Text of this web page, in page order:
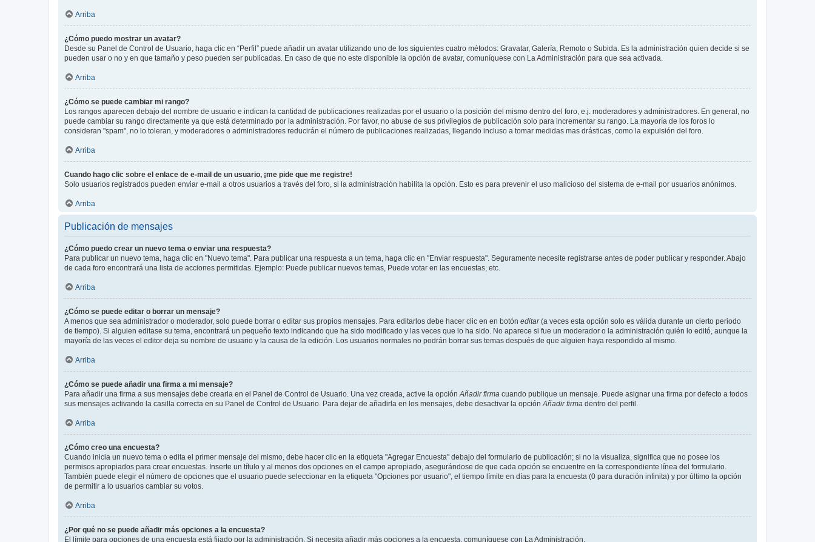
Arriba
¿Cómo puedo mostrar un avatar?
Desde su Panel de Control de Usuario, haga clic en “Perfil” puede añadir un avatar utilizando uno de los siguientes cuatro métodos: Gravatar, Galería, Remoto o Subida. Es la administración quien decide si se
pueden usar o no y en que tamaño y peso pueden ser publicadas. En caso de que no este disponible la opción de avatar, comuníquese con La Administración para que sea activada.
Arriba
¿Cómo se puede cambiar mi rango?
Los rangos aparecen debajo del nombre de usuario e indican la cantidad de publicaciones realizadas por el usuario o la posición del mismo dentro del foro, e.j. moderadores y administradores. En general, no
puede cambiar su rango directamente ya que está determinado por la administración. Por favor, no abuse de sus privilegios de publicación solo para incrementar su rango. La mayoría de los foros lo
consideran "spam", no lo toleran, y moderadores o administradores reducirán el número de publicaciones realizadas, llegando incluso a tomar medidas mas drásticas, como la expulsión del foro.
Arriba
Cuando hago clic sobre el enlace de e-mail de un usuario, ¡me pide que me registre!
Solo usuarios registrados pueden enviar e-mail a otros usuarios a través del foro, si la administración habilita la opción. Esto es para prevenir el uso malicioso del sistema de e-mail por usuarios anónimos.
Arriba
Publicación de mensajes
¿Cómo puedo crear un nuevo tema o enviar una respuesta?
Para publicar un nuevo tema, haga clic en "Nuevo tema". Para publicar una respuesta a un tema, haga clic en "Enviar respuesta". Seguramente necesite registrarse antes de poder publicar y responder. Abajo
de cada foro encontrará una lista de acciones permitidas. Ejemplo: Puede publicar nuevos temas, Puede votar en las encuestas, etc.
Arriba
¿Cómo se puede editar o borrar un mensaje?
A menos que sea administrador o moderador, solo puede borrar o editar sus propios mensajes. Para editarlos debe hacer clic en en botón editar(a veces esta opción solo es válida durante un cierto periodo
de tiempo). Si alguien editase su tema, encontrará un pequeño texto indicando que ha sido modificado y las veces que lo ha sido. No aparece si fue un moderador o la administración quién lo editó, aunque la
mayoría de las veces el editor deja su nombre de usuario y la causa de la edición. Los usuarios normales no podrán borrar sus temas después de que alguien haya respondido al mismo.
Arriba
¿Cómo se puede añadir una firma a mi mensaje?
Para añadir una firma a sus mensajes debe crearla en el Panel de Control de Usuario. Una vez creada, active la opción Añadir firma cuando publique un mensaje. Puede asignar una firma por defecto a todos
sus mensajes activando la casilla correcta en su Panel de Control de Usuario. Para dejar de añadirla en los mensajes, debe desactivar la opción Añadir firma dentro del perfil.
Arriba
¿Cómo creo una encuesta?
Cuando inicia un nuevo tema o edita el primer mensaje del mismo, debe hacer clic en la etiqueta "Agregar Encuesta" debajo del formulario de publicación; si no la visualiza, significa que no posee los
permisos apropiados para crear encuestas. Inserte un título y al menos dos opciones en el campo apropiado, asegurándose de que cada opción se encuentre en la correspondiente línea del formulario.
También puede elegir el número de opciones que el usuario puede seleccionar en la etiqueta "Opciones por usuario", el tiempo límite en días para la encuesta (0 para duración infinita) y por último la opción
de permitir a lo usuarios cambiar su votos.
Arriba
¿Por qué no se puede añadir más opciones a la encuesta?
El límite para opciones de una encuesta está fijado por la administración. Si necesita añadir más opciones a la encuesta, comuníquese con La Administración.